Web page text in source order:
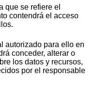
se refiere el
contendrá el acceso
para ello en
conceder, alterar o
los datos y recursos,
por el responsable